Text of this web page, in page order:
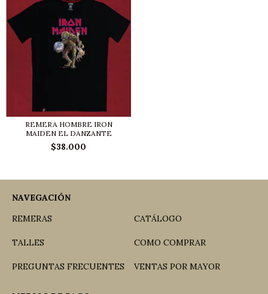
REMERA HOMBRE IRON
MAIDEN EL DANZANTE
$38.000
NAVEGACIÓN
REMERAS
CATÁLOGO
TALLES COMO COMPRAR
PREGUNTAS FRECUENTES VENTAS POR MAYOR